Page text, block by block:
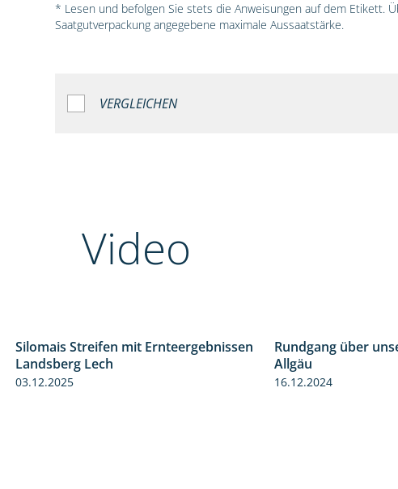
* Lesen und befolgen Sie stets die Anweisungen auf dem Etikett.
Saatgutverpackung angegebene maximale Aussaatstärke.
VERGLEICHEN
Video
Silomais Streifen mit Ernteergebnissen
Landsberg Lech
03.12.2025
Rundgang über
Allgäu
16.12.2024